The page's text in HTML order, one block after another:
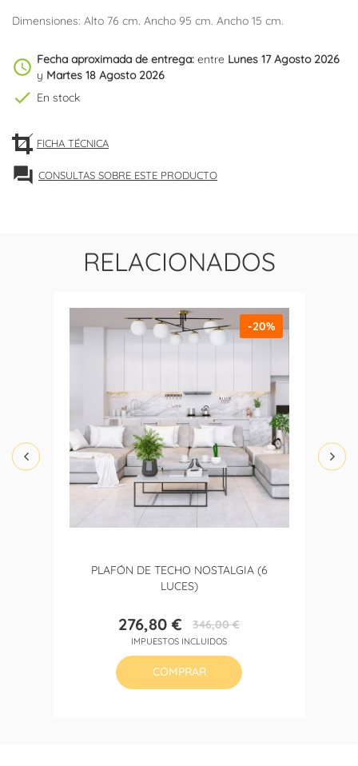
Dimensiones: Alto 76 cm. Ancho 95 cm. Ancho 15 cm.
schedule Fecha aproximada de entrega: entre Lunes 17 Agosto 2026
y Martes 18 Agosto 2026
check En stock
FICHA TÉCNICA
forum CONSULTAS SOBRE ESTE PRODUCTO
RELACIONADOS
PLAFÓN DE TECHO NOSTALGIA (6
LUCES)
Precio
276,80 €Precio
base
346,00 €
IMPUESTOS INCLUIDOS
-20%
COMPRAR